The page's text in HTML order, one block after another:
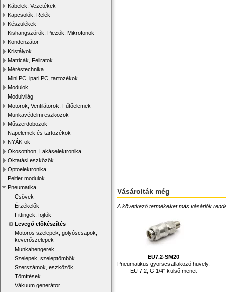
Kábelek, Vezetékek
Kapcsolók, Relék
Készülékek
Kishangszórók, Piezók, Mikrofonok
Kondenzátor
Kristályok
Matricák, Feliratok
Méréstechnika
Mini PC, ipari PC, tartozékok
Modulok
Modulvilág
Motorok, Ventilátorok, Fűtőelemek
Munkavédelmi eszközök
Műszerdobozok
Napelemek és tartozékok
NYÁK-ok
Okosotthon, Lakáselektronika
Oktatási eszközök
Optoelektronika
Peltier modulok
Pneumatika
Csövek
Érzékelők
Fittingek, fojtók
Levegő előkészítés
Motoros szelepek, golyóscsapok,
keverőszelepek
Munkahengerek
Szelepek, szeleptömbök
Szerszámok, eszközök
Tömítések
Vákuum generátor
Vásárolták még
A következő termékeket más vásárlók
EU7.2-SM20
Pneumatikus gyorscsatlakozó hüvely,
EU 7.2, G 1/4" külső menet